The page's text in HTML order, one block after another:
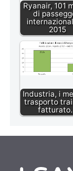
Ryanair, 101
di
2015
Industria, i
trasporto